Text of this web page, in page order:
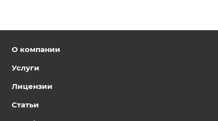
О компании
Услуги
Лицензии
Статьи